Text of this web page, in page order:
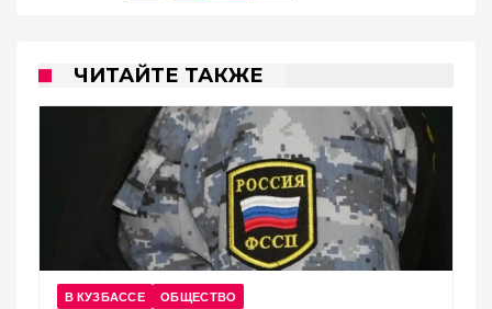
ЧИТАЙТЕ ТАКЖЕ
В КУЗБАССЕ ОБЩЕСТВО